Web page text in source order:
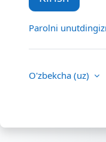
Parolni
O'zbekcha ‎(uz)‎